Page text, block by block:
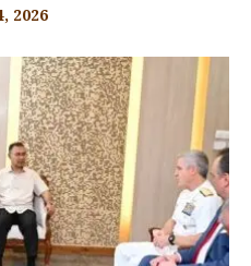
2026